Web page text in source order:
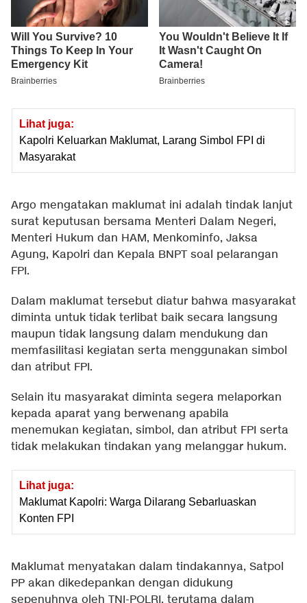
Lihat juga:
Kapolri Keluarkan Maklumat, Larang Simbol FPI di
Masyarakat
Argo mengatakan maklumat ini adalah tindak lanjut
surat keputusan bersama Menteri Dalam Negeri,
Menteri Hukum dan HAM, Menkominfo, Jaksa
Agung, Kapolri dan Kepala BNPT soal pelarangan
FPI.
Dalam maklumat tersebut diatur bahwa masyarakat
diminta untuk tidak terlibat baik secara langsung
maupun tidak langsung dalam mendukung dan
memfasilitasi kegiatan serta menggunakan simbol
dan atribut FPI.
Selain itu masyarakat diminta segera melaporkan
kepada aparat yang berwenang apabila
menemukan kegiatan, simbol, dan atribut FPI serta
tidak melakukan tindakan yang melanggar hukum.
Lihat juga:
Maklumat Kapolri: Warga Dilarang Sebarluaskan
Konten FPI
Maklumat menyatakan dalam tindakannya, Satpol
PP akan dikedepankan dengan didukung